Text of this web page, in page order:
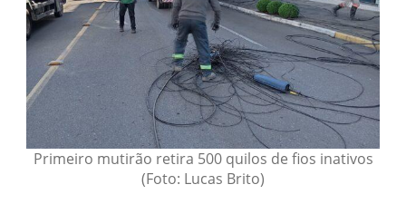
Primeiro mutirão retira 500 quilos de fios inativos
(Foto: Lucas Brito)